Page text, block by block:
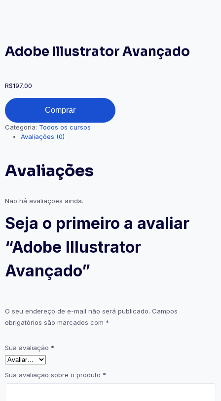
Adobe Illustrator Avançado
R$197,00
Comprar
Categoria: Todos os cursos
Avaliações (0)
Avaliações
Não há avaliações ainda.
Seja o primeiro a avaliar
“Adobe Illustrator
Avançado”
O seu endereço de e-mail não será publicado. Campos
obrigatórios são marcados com *
Sua avaliação *
Sua avaliação sobre o produto *